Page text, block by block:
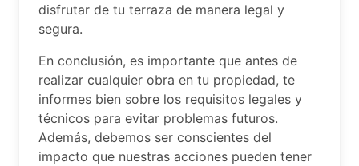
disfrutar de tu terraza de manera legal y
segura.
En conclusión, es importante que antes de
realizar cualquier obra en tu propiedad, te
informes bien sobre los requisitos legales y
técnicos para evitar problemas futuros.
Además, debemos ser conscientes del
impacto que nuestras acciones pueden tener